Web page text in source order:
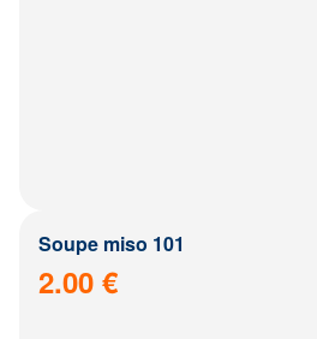
Soupe miso 101
2.00 €